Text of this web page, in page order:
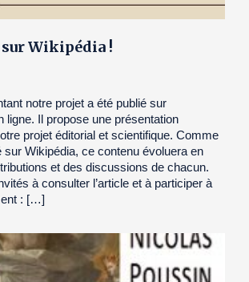
sur Wikipédia !
notre projet a été publié sur
ligne. Il propose une présentation
projet éditorial et scientifique. Comme
sur Wikipédia, ce contenu évoluera en
et des discussions de chacun.
à consulter l’article et à participer à
: […]